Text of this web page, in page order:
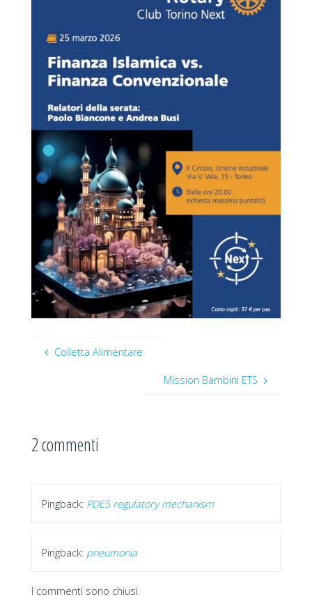
Colletta Alimentare
Mission Bambini ETS
2 commenti
Pingback: PDE5 regulatory mechanism
Pingback: pneumonia
I commenti sono chiusi.